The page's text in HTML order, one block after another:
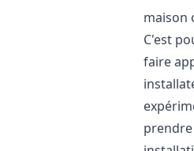
maison
C'est
faire